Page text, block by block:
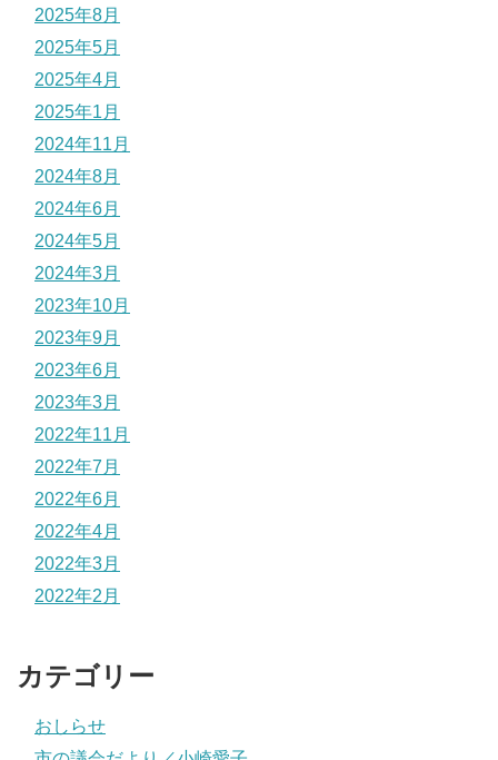
2025年8月
2025年5月
2025年4月
2025年1月
2024年11月
2024年8月
2024年6月
2024年5月
2024年3月
2023年10月
2023年9月
2023年6月
2023年3月
2022年11月
2022年7月
2022年6月
2022年4月
2022年3月
2022年2月
カテゴリー
おしらせ